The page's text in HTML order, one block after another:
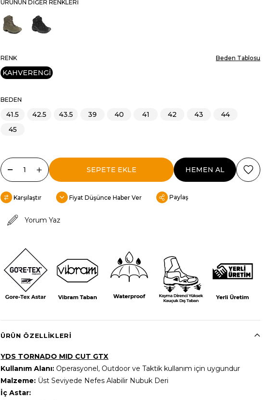
ÜRÜNÜN DIĞER RENKLERI
RENK
KAHVERENGİ
BEDEN
41.5 42.5 43.5 39 40 41 42 43
44
45
Beden Tablosu
Karşılaştır Fiyat Düşünce Haber Ver Paylaş
Yorum Yaz
ÜRÜN ÖZELLIKLERI
YDS TORNADO MID CUT GTX
Kullanım Alanı: Operasyonel, Outdoor ve Taktik kullanım için uygundur
Malzeme: Üst Seviyede Nefes Alabilir Nubuk Deri
İç Astar: